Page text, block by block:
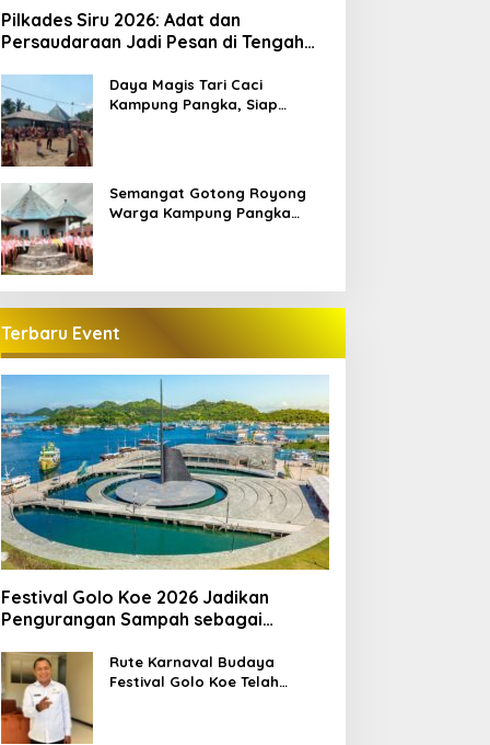
Pilkades Siru 2026: Adat dan
Persaudaraan Jadi Pesan di Tengah
Daya Magis Tari Caci
Kampung Pangka, Siap
Semangat Gotong Royong
Warga Kampung Pangka
Terbaru Event
Festival Golo Koe 2026 Jadikan
Pengurangan Sampah sebagai
Bajo
Rute Karnaval Budaya
Festival Golo Koe Telah